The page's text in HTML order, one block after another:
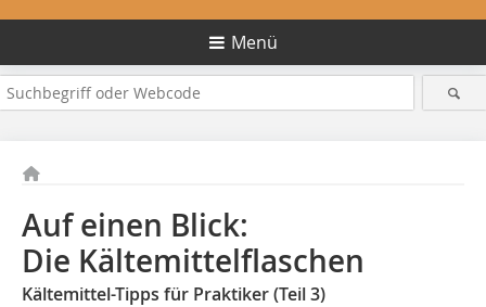
Menü
Auf einen Blick:
Die Kältemittelflaschen
Kältemittel-Tipps für Praktiker (Teil 3)